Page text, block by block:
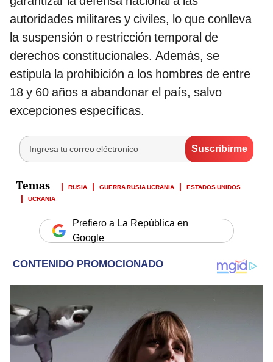
autoridades militares y civiles, lo que conlleva
la suspensión o restricción temporal de
derechos constitucionales. Además, se
estipula la prohibición a los hombres de entre
18 y 60 años a abandonar el país, salvo
excepciones específicas.
RUSIA GUERRA RUSIA UCRANIA
ESTADOS UNIDOS
UCRANIA
Prefiero a La República en
Google